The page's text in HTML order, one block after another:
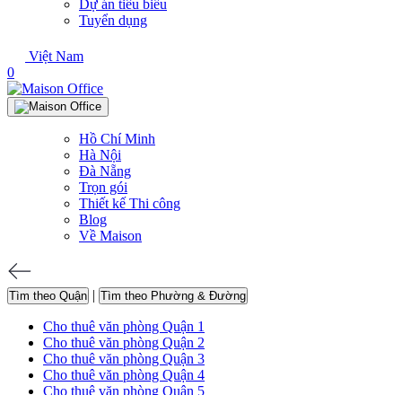
Dự án tiêu biểu
Tuyển dụng
Việt Nam
0
Hồ Chí Minh
Hà Nội
Đà Nẵng
Trọn gói
Thiết kế Thi công
Blog
Về Maison
Tìm theo Quận | Tìm theo Phường & Đường
Cho thuê văn phòng Quận 1
Cho thuê văn phòng Quận 2
Cho thuê văn phòng Quận 3
Cho thuê văn phòng Quận 4
Cho thuê văn phòng Quận 5